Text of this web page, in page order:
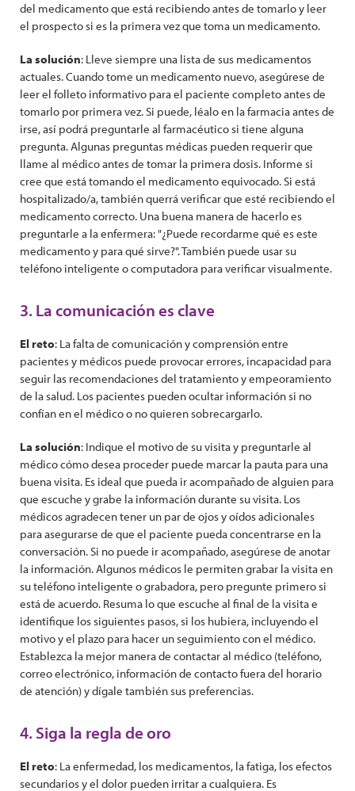
del medicamento que está recibiendo antes de tomarlo y leer
el prospecto si es la primera vez que toma un medicamento.
La solución: Lleve siempre una lista de sus medicamentos
actuales. Cuando tome un medicamento nuevo, asegúrese de
leer el folleto informativo para el paciente completo antes de
tomarlo por primera vez. Si puede, léalo en la farmacia antes de
irse, así podrá preguntarle al farmacéutico si tiene alguna
pregunta. Algunas preguntas médicas pueden requerir que
llame al médico antes de tomar la primera dosis. Informe si
cree que está tomando el medicamento equivocado. Si está
hospitalizado/a, también querrá verificar que esté recibiendo el
medicamento correcto. Una buena manera de hacerlo es
preguntarle a la enfermera: "¿Puede recordarme qué es este
medicamento y para qué sirve?". También puede usar su
teléfono inteligente o computadora para verificar visualmente.
3. La comunicación es clave
El reto: La falta de comunicación y comprensión entre
pacientes y médicos puede provocar errores, incapacidad para
seguir las recomendaciones del tratamiento y empeoramiento
de la salud. Los pacientes pueden ocultar información si no
confían en el médico o no quieren sobrecargarlo.
La solución: Indique el motivo de su visita y preguntarle al
médico cómo desea proceder puede marcar la pauta para una
buena visita. Es ideal que pueda ir acompañado de alguien para
que escuche y grabe la información durante su visita. Los
médicos agradecen tener un par de ojos y oídos adicionales
para asegurarse de que el paciente pueda concentrarse en la
conversación. Si no puede ir acompañado, asegúrese de anotar
la información. Algunos médicos le permiten grabar la visita en
su teléfono inteligente o grabadora, pero pregunte primero si
está de acuerdo. Resuma lo que escuche al final de la visita e
identifique los siguientes pasos, si los hubiera, incluyendo el
motivo y el plazo para hacer un seguimiento con el médico.
Establezca la mejor manera de contactar al médico (teléfono,
correo electrónico, información de contacto fuera del horario
de atención) y dígale también sus preferencias.
4. Siga la regla de oro
El reto: La enfermedad, los medicamentos, la fatiga, los efectos
secundarios y el dolor pueden irritar a cualquiera. Es